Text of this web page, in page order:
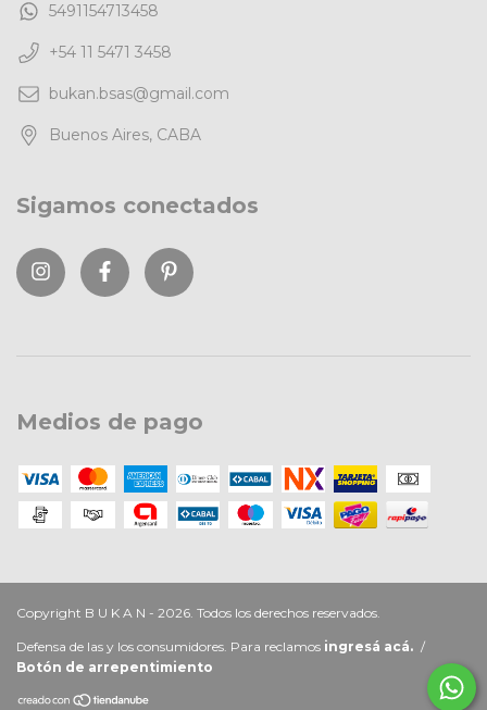
5491154713458
+54 11 5471 3458
bukan.bsas@gmail.com
Buenos Aires, CABA
Sigamos conectados
Medios de pago
Copyright B U K A N - 2026. Todos los derechos reservados.
Defensa de las y los consumidores. Para reclamos ingresá acá. /
Botón de arrepentimiento